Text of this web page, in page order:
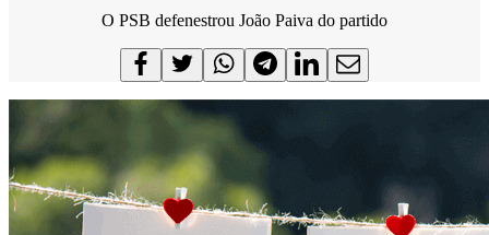
O PSB defenestrou João Paiva do partido